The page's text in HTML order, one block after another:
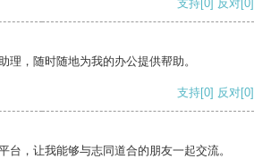
支持[0] 反对[0]
理，随时随地为我的办公提供帮助。
支持[0] 反对[0]
台，让我能够与志同道合的朋友一起交流。